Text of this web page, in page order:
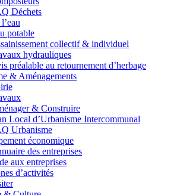
Déchets
potable
collectif & individuel
hydrauliques
préalable au retournement d’herbage
& Aménagements
& Construire
Local d’Urbanisme Intercommunal
Urbanisme
économique
des entreprises
aux entreprises
d’activités